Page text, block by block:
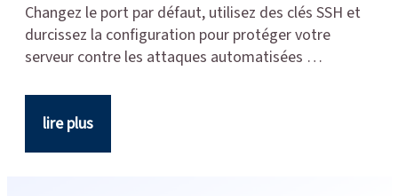
Changez le port par défaut, utilisez des clés SSH et
durcissez la configuration pour protéger votre
serveur contre les attaques automatisées …
lire plus